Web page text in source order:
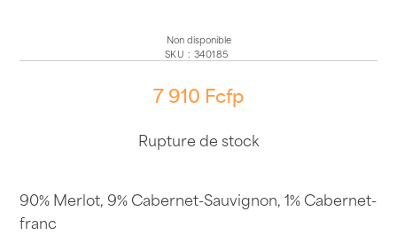
Non disponible
SKU : 340185
7 910 Fcfp
Rupture de stock
90% Merlot, 9% Cabernet-Sauvignon, 1% Cabernet-
franc